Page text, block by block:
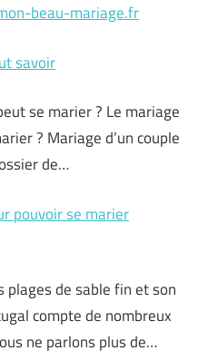
beau-mariage.fr
savoir
se marier ? Le mariage
? Mariage d’un couple
de…
pouvoir se marier
plages de sable fin et son
compte de nombreux
ne parlons plus de…